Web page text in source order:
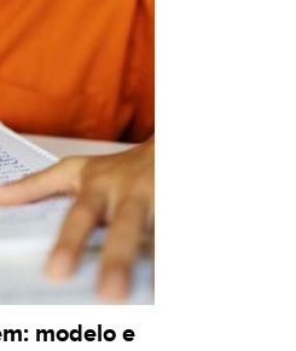
modelo e